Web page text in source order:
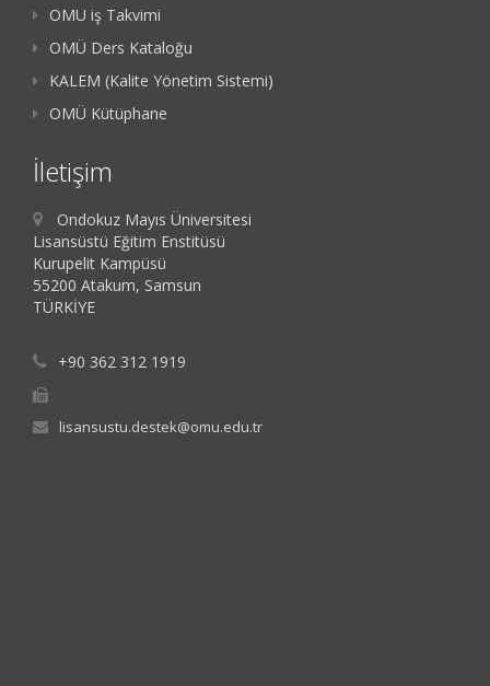
OMU iş Takvimi
OMÜ Ders Kataloğu
KALEM (Kalite Yönetim Sistemi)
OMÜ Kütüphane
İletişim
Ondokuz Mayıs Üniversitesi
Lisansüstü Eğitim Enstitüsü
Kurupelit Kampüsü
55200 Atakum, Samsun
TÜRKİYE
+90 362 312 1919
lisansustu.destek@omu.edu.tr